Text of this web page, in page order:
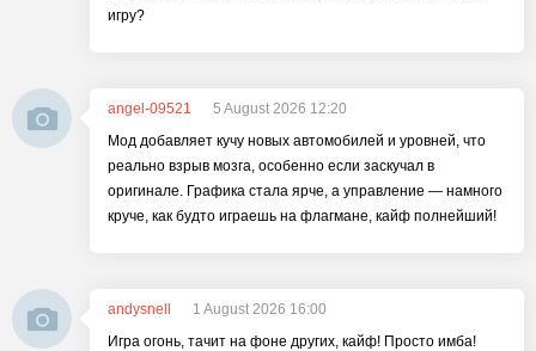
игру?
angel-09521
5 August 2026 12:20
Мод добавляет кучу новых автомобилей и уровней, что
реально взрыв мозга, особенно если заскучал в
оригинале. Графика стала ярче, а управление — намного
круче, как будто играешь на флагмане, кайф полнейший!
andysnell
1 August 2026 16:00
Игра огонь, тачит на фоне других, кайф! Просто имба!